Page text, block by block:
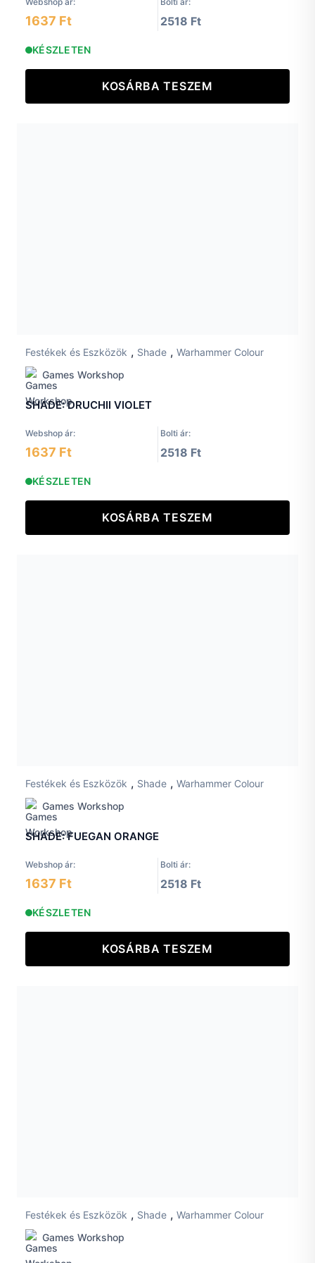
1637 Ft 2518 Ft
KÉSZLETEN
KOSÁRBA TESZEM
Festékek és Eszközök , Shade , Warhammer Colour
Games Workshop
SHADE: DRUCHII VIOLET
Webshop ár: Bolti ár:
1637 Ft 2518 Ft
KÉSZLETEN
KOSÁRBA TESZEM
Festékek és Eszközök , Shade , Warhammer Colour
Games Workshop
SHADE: FUEGAN ORANGE
Webshop ár: Bolti ár:
1637 Ft 2518 Ft
KÉSZLETEN
KOSÁRBA TESZEM
Festékek és Eszközök , Shade , Warhammer Colour
Games Workshop